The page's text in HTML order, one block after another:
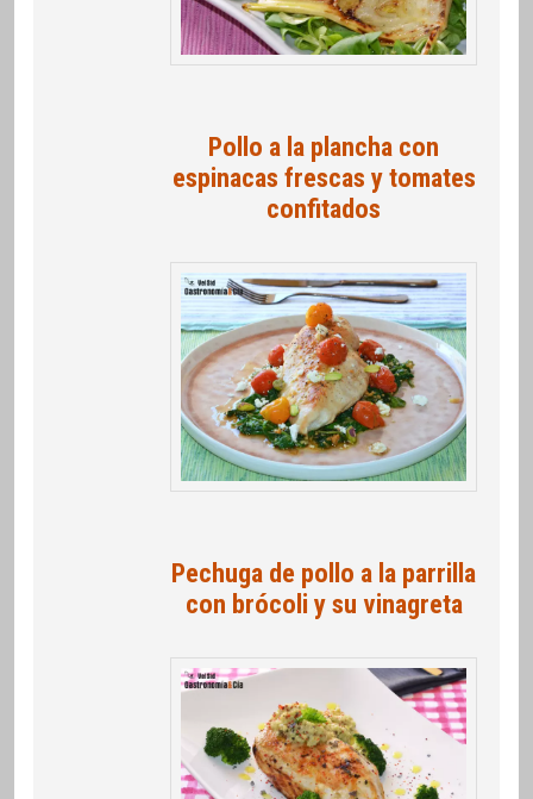
Pollo a la plancha con
espinacas frescas y tomates
confitados
Pechuga de pollo a la parrilla
con brócoli y su vinagreta